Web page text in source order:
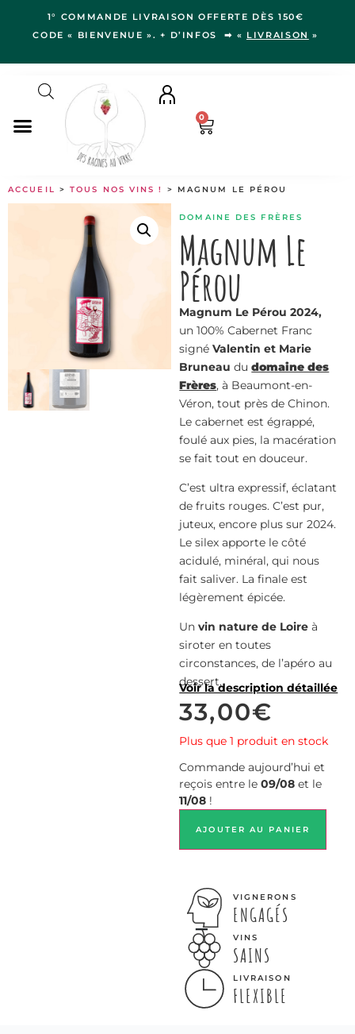
1° COMMANDE LIVRAISON OFFERTE DÈS 150€
CODE « BIENVENUE ». + D’INFOS ➡ « LIVRAISON »
RÉGIONS
LE VERGER
IDÉES CADEAUX
NOS VIGNERON.NE.S
0
ACCUEIL >TOUS NOS VINS ! > MAGNUM LE PÉROU
DOMAINE DES FRÈRES
Magnum Le
Pérou
Magnum Le Pérou 2024,
un 100% Cabernet Franc
signéValentin et Marie
Bruneau dudomaine des
Frères, à Beaumont-en-
Véron, tout près de Chinon.
Le cabernet est égrappé,
foulé aux pies, la macération
se fait tout en douceur.
C’est ultra expressif, éclatant
de fruits rouges. C’est pur,
juteux, encore plus sur 2024.
Le silex apporte le côté
acidulé, minéral, qui nous
fait saliver. La finale est
légèrement épicée.
Unvin nature de Loire à
siroter en toutes
circonstances, de l’apéro au
dessert.
Voir la description détaillée
33,00€
Plus que 1 produit en stock
Commande aujourd’hui et
reçois entre le09/08 et le
11/08 !
AJOUTER AU PANIER
VIGNERONS
ENGAGÉS
VINS
SAINS
LIVRAISON
FLEXIBLE